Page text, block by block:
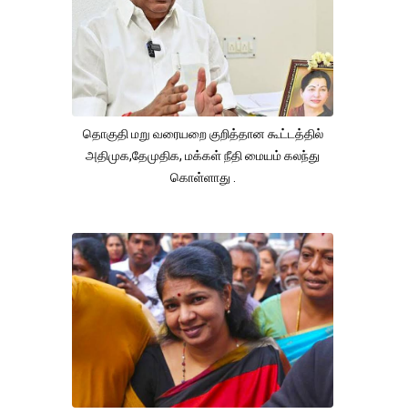
தொகுதி மறு வரையறை குறித்தான கூட்டத்தில்
அதிமுக,தேமுதிக, மக்கள் நீதி மையம் கலந்து
கொள்ளாது .